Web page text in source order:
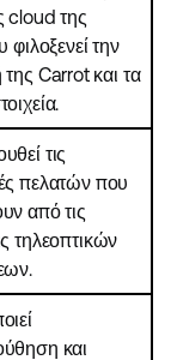
cloud της
την
Carrot και τα
τις
πελατών που
από τις
τηλεοπτικών
και